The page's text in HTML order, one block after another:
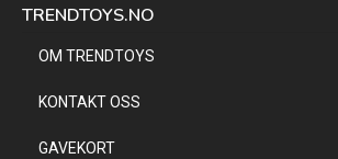
TRENDTOYS.NO
OM TRENDTOYS
KONTAKT OSS
GAVEKORT